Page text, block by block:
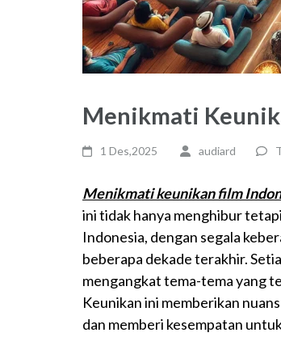
Menikmati
1 Des,2025 audiard
Menikmati keunikan film
ini tidak hanya menghibur
Indonesia, dengan segala
beberapa dekade terakhir.
mengangkat tema-tema yang
Keunikan ini memberikan
dan memberi kesempatan